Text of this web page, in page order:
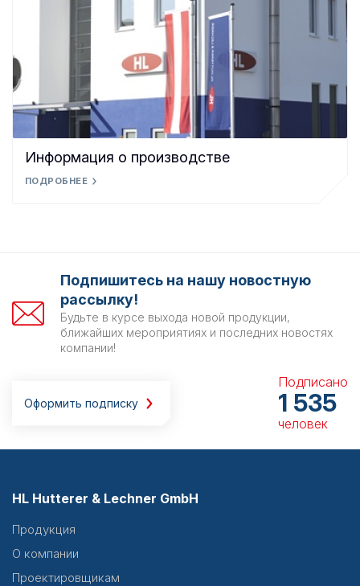
Информация о производстве
ПОДРОБНЕЕ
Подпишитесь на нашу новостную
рассылку!
Будьте в курсе выхода новой продукции,
ближайших мероприятиях и последних новостях
компании!
Оформить подписку
Подписано
1 535
человек
HL Hutterer & Lechner GmbH
Продукция
О компании
Проектировщикам